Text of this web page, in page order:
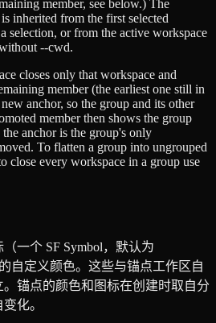
member, see below.) The
inherited from the first selected
selection, or from the active workspace
--cwd.
closes only that workspace and
member (the earliest one still in
anchor, so the group and its other
member then shows the group
anchor is the group's only
To flatten a group into ungrouped
close every workspace in a group use
一个 SF Symbol，默认为
自定义颜色。这些与锚点工作区自
锚点的颜色和图标在创建时取自分
化。